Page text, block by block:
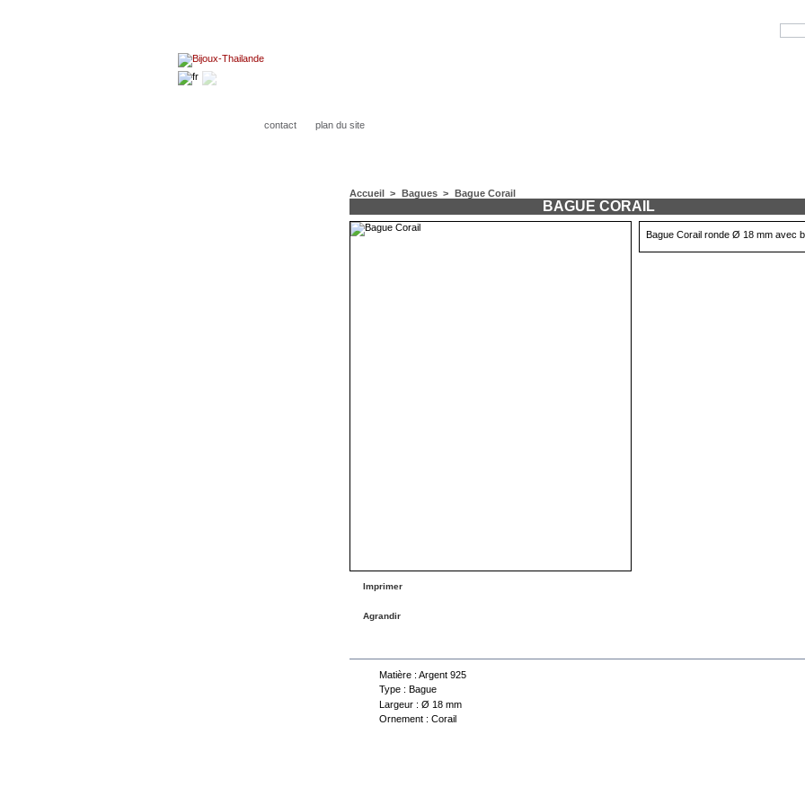
contact plan du site
Accueil > Bagues > Bague Corail
BAGUE CORAIL
Imprimer
Agrandir
Bague Corail ronde Ø 18 mm avec
Matière : Argent 925
Type : Bague
Largeur : Ø 18 mm
Ornement : Corail